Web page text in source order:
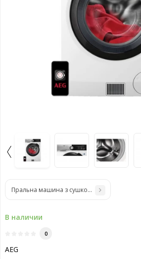
Пральна машина з сушкою AEG LWR73964BU
В наличии
0
AEG